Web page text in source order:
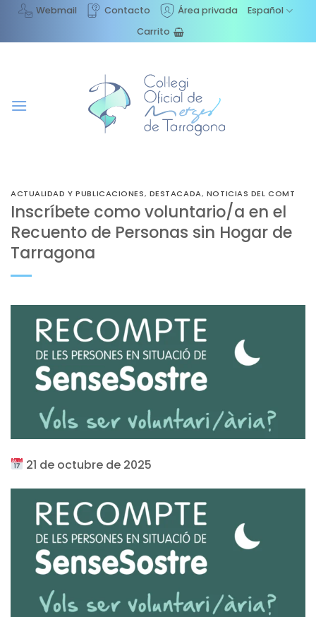
Saltar
contenido
Webmail Contacto Área privada
Español
Carrito
ACTUALIDAD Y PUBLICACIONES, DESTACADA, NOTICIAS DEL COMT
Inscríbete como voluntario/a en el
Recuento de Personas sin Hogar de
Tarragona
21 de octubre de 2025